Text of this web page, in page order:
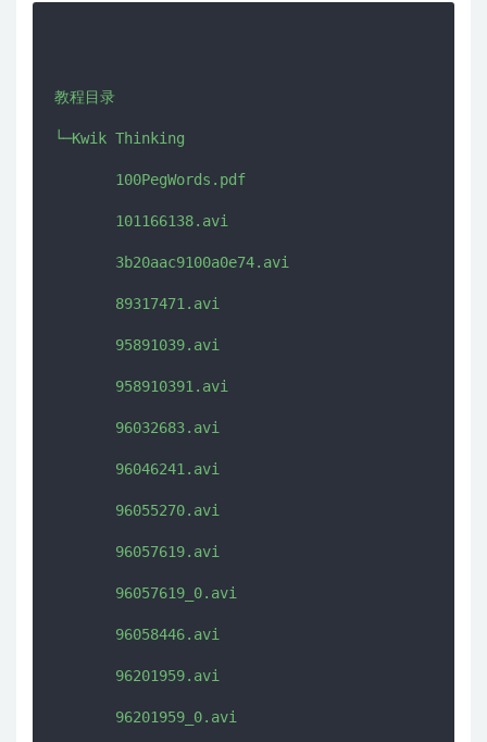
教程目录
└─Kwik Thinking
       100PegWords.pdf
       101166138.avi
       3b20aac9100a0e74.avi
       89317471.avi
       95891039.avi
       958910391.avi
       96032683.avi
       96046241.avi
       96055270.avi
       96057619.avi
       96057619_0.avi
       96058446.avi
       96201959.avi
       96201959_0.avi